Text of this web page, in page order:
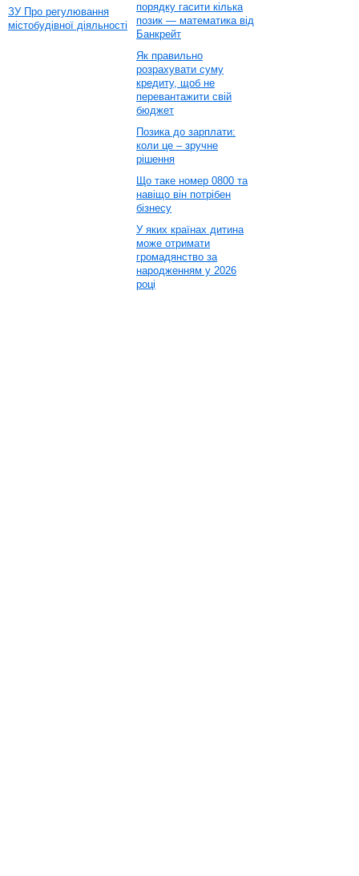
ЗУ Про регулювання
містобудівної діяльності
порядку гасити кілька
позик — математика від
Банкрейт
Як правильно
розрахувати суму
кредиту, щоб не
перевантажити свій
бюджет
Позика до зарплати:
коли це – зручне
рішення
Що таке номер 0800 та
навіщо він потрібен
бізнесу
У яких країнах дитина
може отримати
громадянство за
народженням у 2026
році